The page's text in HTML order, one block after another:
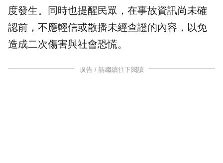
度發生。同時也提醒民眾，在事故資訊尚未確
認前，不應輕信或散播未經查證的內容，以免
造成二次傷害與社會恐慌。
廣告 / 請繼續往下閱讀